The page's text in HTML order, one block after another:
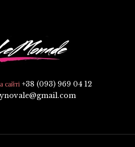
сайті +38 (093) 969 04 12